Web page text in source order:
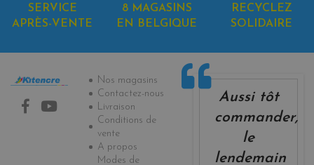
SERVICE
APRÈS-VENTE
8 MAGASINS
EN BELGIQUE
RECYCLEZ
SOLIDAIRE
Informations
Nos magasins
Contactez-nous
Livraison
Conditions de
vente
A propos
Modes de
Aussi tôt
commander,
le
lendemain